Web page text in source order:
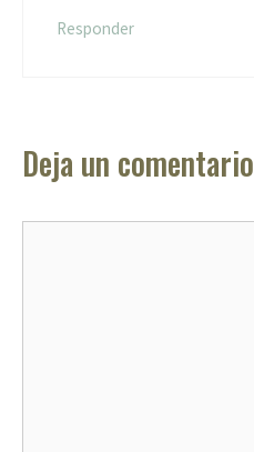
Responder
Deja un comentario